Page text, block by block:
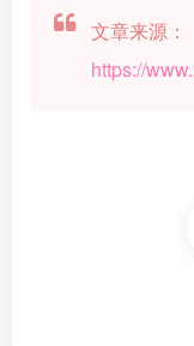
文章来源：
https://